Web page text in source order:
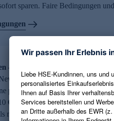
sparen. Faire Bedingungen
– 10 € Gutschein erhalten
abonnieren und aktuelle
per E-Mail erhalten. Als
€ Gutschein. Eine Abmeldung ist
möglich.